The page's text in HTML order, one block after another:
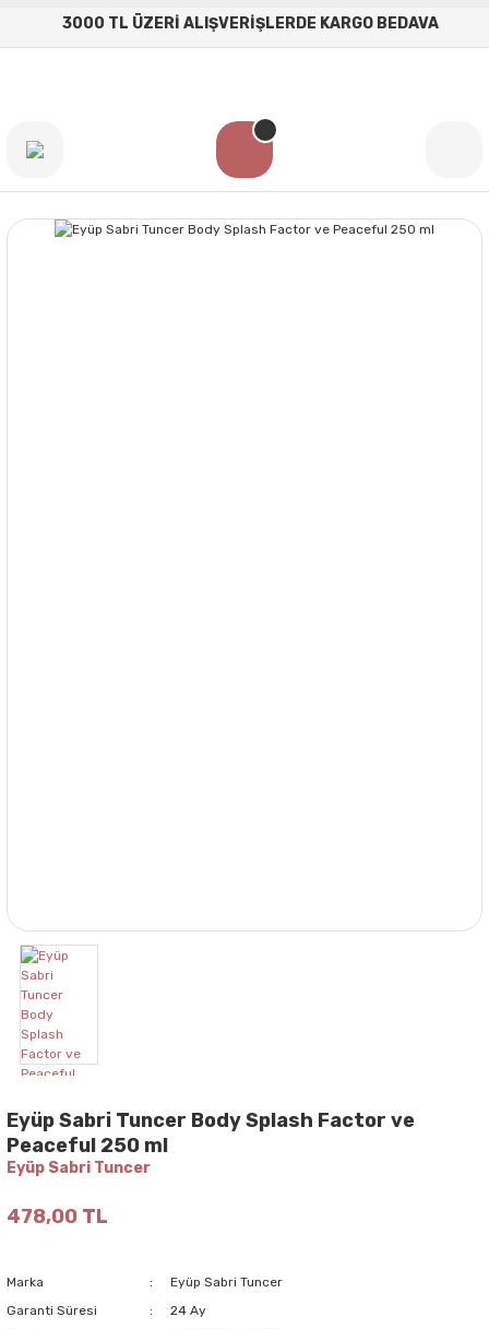
3000 TL ÜZERİ ALIŞVERİŞLERDE KARGO BEDAVA
Eyüp Sabri Tuncer Body Splash Factor ve
Peaceful 250 ml
Eyüp Sabri Tuncer
478,00 TL
Marka
Eyüp Sabri Tuncer
Garanti Süresi
24 Ay